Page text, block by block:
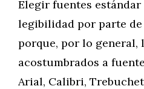
Elegir fuentes
legibilidad por parte
porque, por lo general,
acostumbrados a
Arial, Calibri,